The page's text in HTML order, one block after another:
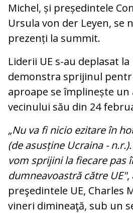
Michel, și președintele
Ursula von der Leyen, se
prezenți la summit.
Liderii UE s-au deplasat
demonstra sprijinul
aproape se împlinește un
vecinului său din 24
„Nu va fi nicio ezitare în
(de asusține Ucraina -
vom sprijini la fiecare pas
dumneavoastră către UE",
preşedintele UE, Charles
vineri dimineaţă, sub un